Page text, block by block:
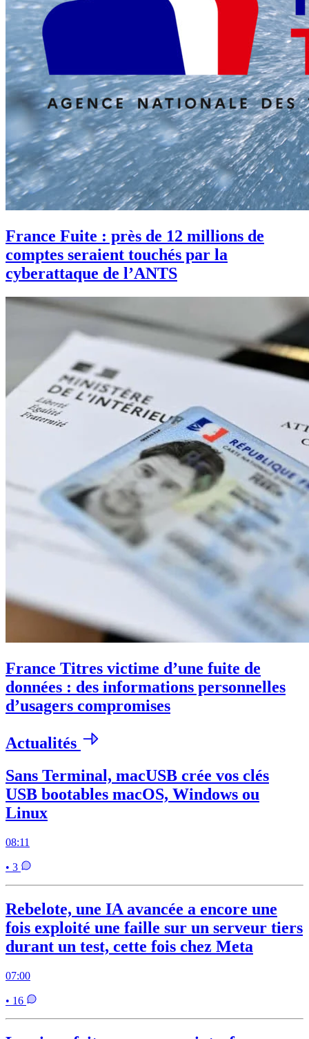
France Fuite : près de 12 millions de
comptes seraient touchés par la
cyberattaque de l’ANTS
France Titres victime d’une fuite de
données : des informations personnelles
d’usagers compromises
Actualités
Sans Terminal, macUSB crée vos clés
USB bootables macOS, Windows ou
Linux
08:11
• 3
Rebelote, une IA avancée a encore une
fois exploité une faille sur un serveur tiers
durant un test, cette fois chez Meta
07:00
• 16